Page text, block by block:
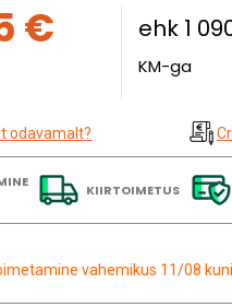
€ ehk 1
KM-ga
odavamalt?
KIIRTOIMETUS
vahemikus 11/08